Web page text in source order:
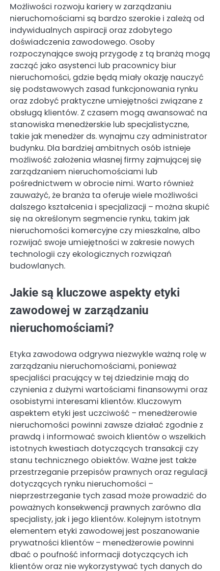
Możliwości rozwoju kariery w zarządzaniu
nieruchomościami są bardzo szerokie i zależą od
indywidualnych aspiracji oraz zdobytego
doświadczenia zawodowego. Osoby
rozpoczynające swoją przygodę z tą branżą mogą
zacząć jako asystenci lub pracownicy biur
nieruchomości, gdzie będą miały okazję nauczyć
się podstawowych zasad funkcjonowania rynku
oraz zdobyć praktyczne umiejętności związane z
obsługą klientów. Z czasem mogą awansować na
stanowiska menedżerskie lub specjalistyczne,
takie jak menedżer ds. wynajmu czy administrator
budynku. Dla bardziej ambitnych osób istnieje
możliwość założenia własnej firmy zajmującej się
zarządzaniem nieruchomościami lub
pośrednictwem w obrocie nimi. Warto również
zauważyć, że branża ta oferuje wiele możliwości
dalszego kształcenia i specjalizacji – można skupić
się na określonym segmencie rynku, takim jak
nieruchomości komercyjne czy mieszkalne, albo
rozwijać swoje umiejętności w zakresie nowych
technologii czy ekologicznych rozwiązań
budowlanych.
Jakie są kluczowe aspekty etyki
zawodowej w zarządzaniu
nieruchomościami?
Etyka zawodowa odgrywa niezwykle ważną rolę w
zarządzaniu nieruchomościami, ponieważ
specjaliści pracujący w tej dziedzinie mają do
czynienia z dużymi wartościami finansowymi oraz
osobistymi interesami klientów. Kluczowym
aspektem etyki jest uczciwość – menedżerowie
nieruchomości powinni zawsze działać zgodnie z
prawdą i informować swoich klientów o wszelkich
istotnych kwestiach dotyczących transakcji czy
stanu technicznego obiektów. Ważne jest także
przestrzeganie przepisów prawnych oraz regulacji
dotyczących rynku nieruchomości –
nieprzestrzeganie tych zasad może prowadzić do
poważnych konsekwencji prawnych zarówno dla
specjalisty, jak i jego klientów. Kolejnym istotnym
elementem etyki zawodowej jest poszanowanie
prywatności klientów – menedżerowie powinni
dbać o poufność informacji dotyczących ich
klientów oraz nie wykorzystywać tych danych do